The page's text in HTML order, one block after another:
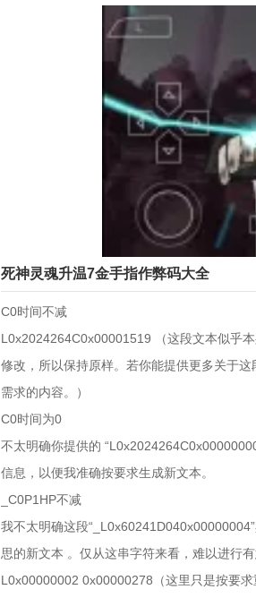
死神灵魂升温7金手指作弊码大全
C0时间不减
L0x2024264C0x00001519 （这段文本似乎
修改，所以保持原样。若你能提供更多关于
需求的内容。）
C0时间为0
不太明确你提供的
信息，以便我准确按要求生成新文本。
_C0P1HP不减
我不太明确这段
思的新文本 。仅从这串字符来看，难以进行
L0x00000002 0x00000278（这里只是按要